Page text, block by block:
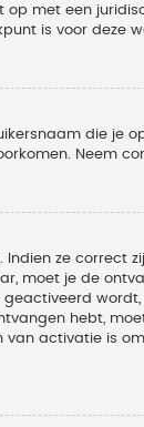
met een
is voor deze
die je
Neem
ze correct
moet je de
hebt,
activatie is